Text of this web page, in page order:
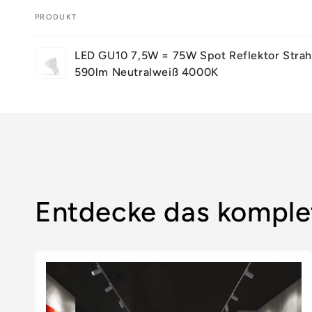
Warenkorb
PRODUKT
LED GU10 7,5W = 75W Spot Reflektor
590lm Neutralweiß 4000K
Entdecke das